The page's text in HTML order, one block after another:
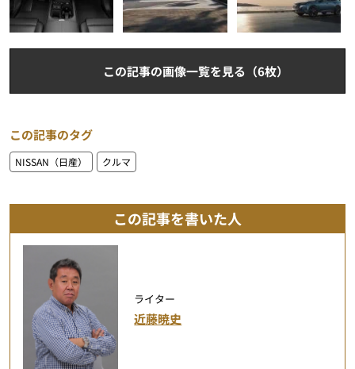
この記事の画像一覧を見る（6枚）
この記事のタグ
NISSAN（日産） クルマ
この記事を書いた人
ライター
近藤暁史